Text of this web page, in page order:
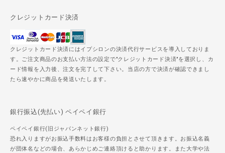
クレジットカード決済
クレジットカード決済にはイプシロンの決済代行サービスを導入しておりま
す。ご注文商品のお支払い方法の設定で"クレジットカード決済"を選択し、カ
ード情報を入力後、注文を完了して下さい。当店の方で決済が確認できまし
たら速やかに商品を発送いたします。
銀行振込(先払い) ペイペイ銀行
ペイペイ銀行(旧ジャパンネット銀行)
恐れ入りますがお振込手数料はお客様の負担とさせて頂きます。お振込名義
が団体名などの場合、あらかじめご連絡頂けると助かります。また大学や法